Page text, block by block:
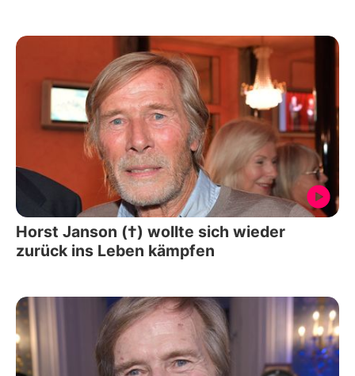
Horst Janson (†) wollte sich wieder
zurück ins Leben kämpfen